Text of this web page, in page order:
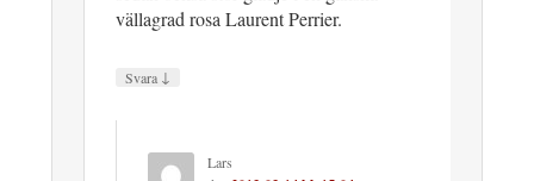
vällagrad rosa Laurent Perrier.
Svara ↓
Lars